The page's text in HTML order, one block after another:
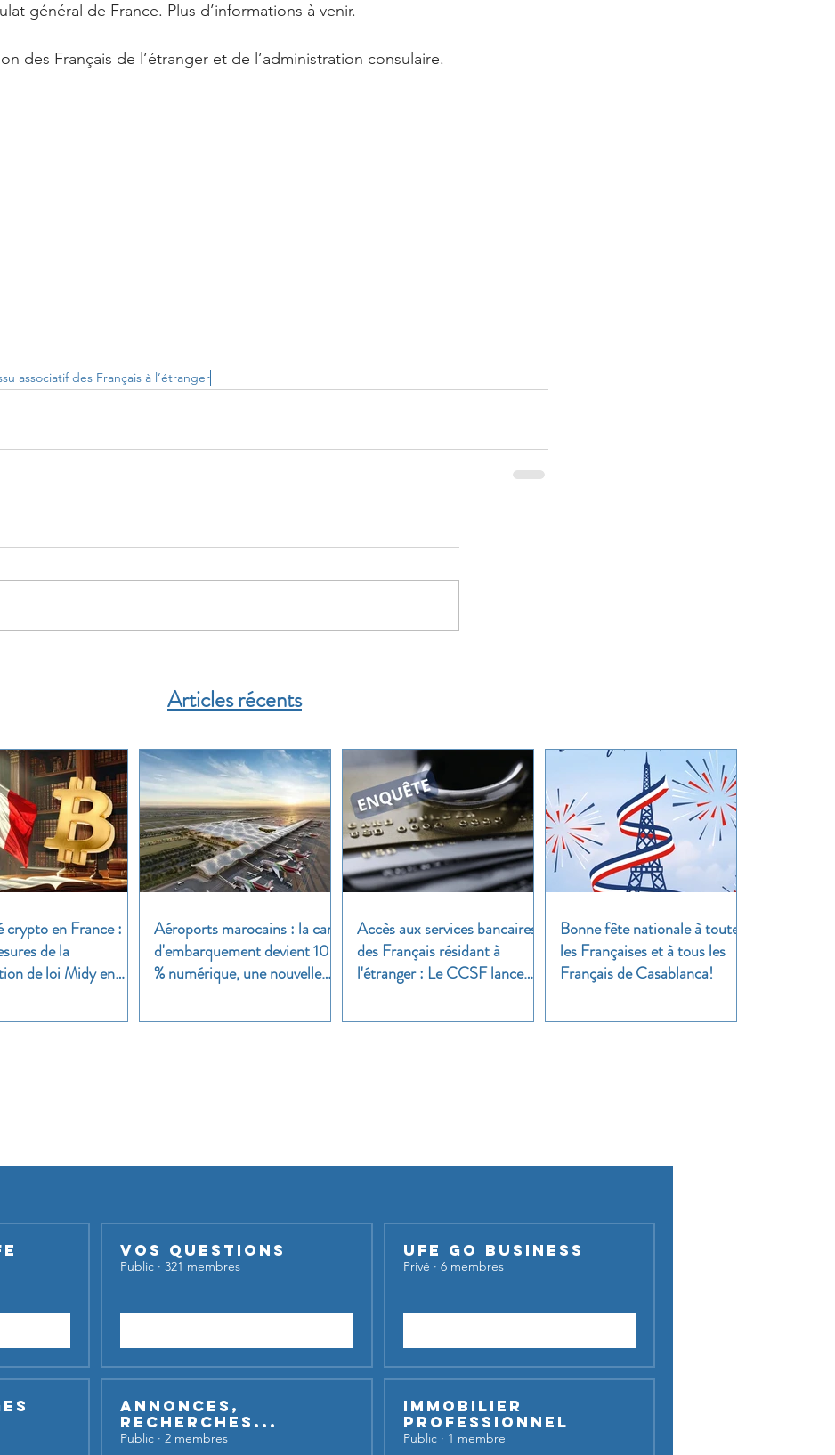
général de France. Plus d’informations à venir.
des Français de l’étranger et de l’administration consulaire.
associatif des Français à l’étranger
Articles récents
crypto en France :
de la
de loi Midy en
Aéroports marocains : la carte
d'embarquement devient 100
% numérique, une nouvelle
du transport aérien
Accès aux services bancaires
des Français résidant à
l'étranger : Le CCSF lance
Bonne fête nationale à toutes
les Françaises et à tous les
Français de Casablanca!
Vos questions
Public · 321 membres
UFE GO BUSINESS
Privé · 6 membres
Annonces,
recherches...
Public · 2 membres
Immobilier
Professionnel
Public · 1 membre